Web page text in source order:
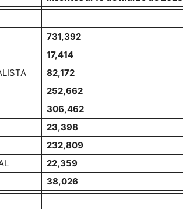
731,392
17,414
82,172
252,662
306,462
23,398
232,809
22,359
38,026